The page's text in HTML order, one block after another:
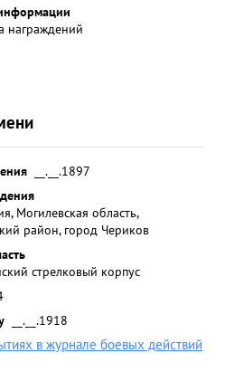
награждений
__.__.1897
Могилевская область,
район, город Чериков
стрелковый корпус
__.__.1918
в журнале боевых действий